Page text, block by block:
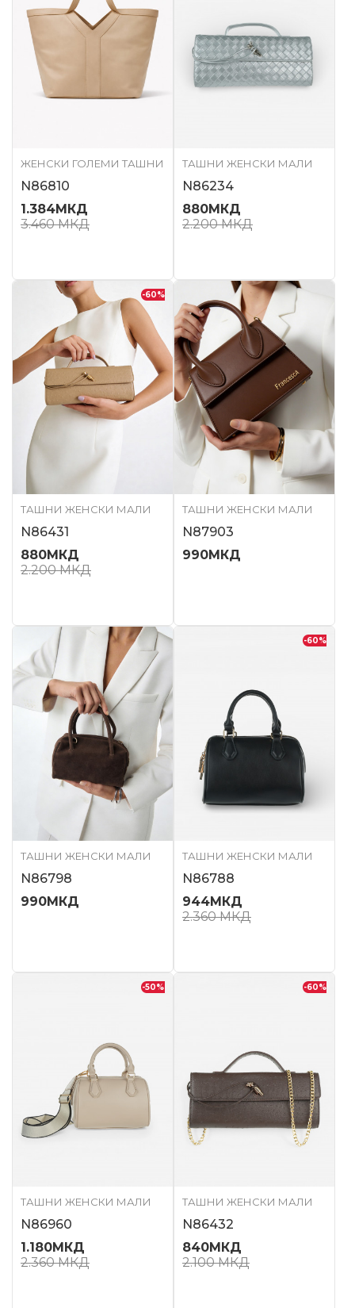
ЖЕНСКИ ГОЛЕМИ ТАШНИ
N86810
1.384МКД
3.460МКД
ТАШНИ ЖЕНСКИ МАЛИ
N86234
880МКД
2.200МКД
-60%
ТАШНИ ЖЕНСКИ МАЛИ
N86431
880МКД
2.200МКД
ТАШНИ ЖЕНСКИ МАЛИ
N87903
990МКД
ТАШНИ ЖЕНСКИ МАЛИ
N86798
990МКД
-60%
ТАШНИ ЖЕНСКИ МАЛИ
N86788
944МКД
2.360МКД
-50%
ТАШНИ ЖЕНСКИ МАЛИ
N86960
1.180МКД
2.360МКД
-60%
ТАШНИ ЖЕНСКИ МАЛИ
N86432
840МКД
2.100МКД